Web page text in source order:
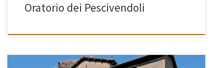
Oratorio dei Pescivendoli